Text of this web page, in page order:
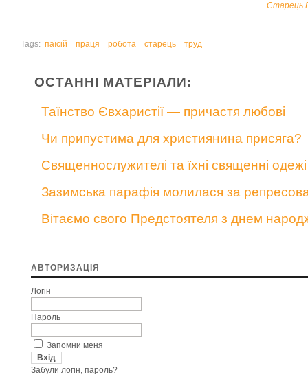
Старець
Tags: паїсій праця робота старець труд
ОСТАННІ МАТЕРІАЛИ:
Таїнство Євхаристії — причастя любові
Чи припустима для християнина присяга?
Священнослужителі та їхні священні
Зазимська парафія молилася за
Вітаємо свого Предстоятеля з днем
АВТОРИЗАЦІЯ
Логін
Пароль
Запомни меня
Забули логін, пароль?